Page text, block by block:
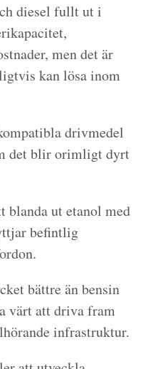
diesel fullt ut i
men det är
kan lösa inom
drivmedel
det blir orimligt dyrt
blanda ut etanol med
befintlig
bättre än bensin
värt att driva fram
infrastruktur.